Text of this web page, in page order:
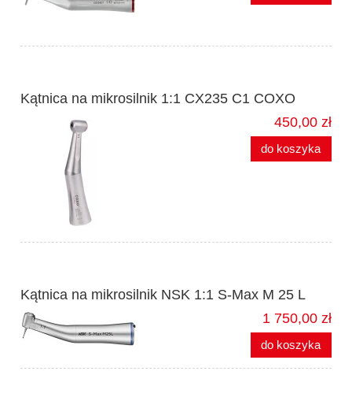
Kątnica na mikrosilnik 1:1 CX235 C1 COXO
450,00 zł
do koszyka
Kątnica na mikrosilnik NSK 1:1 S-Max M 25 L
1 750,00 zł
do koszyka